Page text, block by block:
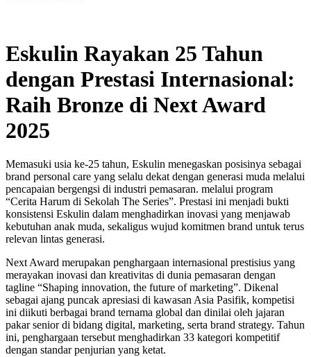
Eskulin Rayakan 25 Tahun
dengan Prestasi Internasional:
Raih Bronze di Next Award
2025
Memasuki usia ke-25 tahun, Eskulin menegaskan posisinya sebagai
brand personal care yang selalu dekat dengan generasi muda melalui
pencapaian bergengsi di industri pemasaran. melalui program
“Cerita Harum di Sekolah The Series”. Prestasi ini menjadi bukti
konsistensi Eskulin dalam menghadirkan inovasi yang menjawab
kebutuhan anak muda, sekaligus wujud komitmen brand untuk terus
relevan lintas generasi.
Next Award merupakan penghargaan internasional prestisius yang
merayakan inovasi dan kreativitas di dunia pemasaran dengan
tagline “Shaping innovation, the future of marketing”. Dikenal
sebagai ajang puncak apresiasi di kawasan Asia Pasifik, kompetisi
ini diikuti berbagai brand ternama global dan dinilai oleh jajaran
pakar senior di bidang digital, marketing, serta brand strategy. Tahun
ini, penghargaan tersebut menghadirkan 33 kategori kompetitif
dengan standar penjurian yang ketat.